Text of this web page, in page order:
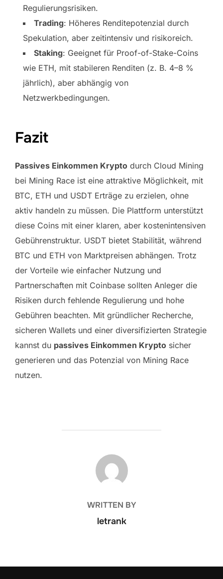
Regulierungsrisiken.
Trading: Höheres Renditepotenzial durch
Spekulation, aber zeitintensiv und risikoreich.
Staking: Geeignet für Proof-of-Stake-Coins
wie ETH, mit stabileren Renditen (z. B. 4–8 %
jährlich), aber abhängig von
Netzwerkbedingungen.
Fazit
Passives Einkommen Krypto durch Cloud Mining
bei Mining Race ist eine attraktive Möglichkeit, mit
BTC, ETH und USDT Erträge zu erzielen, ohne
aktiv handeln zu müssen. Die Plattform unterstützt
diese Coins mit einer klaren, aber kostenintensiven
Gebührenstruktur. USDT bietet Stabilität, während
BTC und ETH von Marktpreisen abhängen. Trotz
der Vorteile wie einfacher Nutzung und
Partnerschaften mit Coinbase sollten Anleger die
Risiken durch fehlende Regulierung und hohe
Gebühren beachten. Mit gründlicher Recherche,
sicheren Wallets und einer diversifizierten Strategie
kannst du passives Einkommen Krypto sicher
generieren und das Potenzial von Mining Race
nutzen.
POST AUTHOR
WRITTEN BY
letrank